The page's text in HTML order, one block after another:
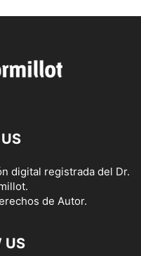
digital registrada del Dr.
de Autor.
US